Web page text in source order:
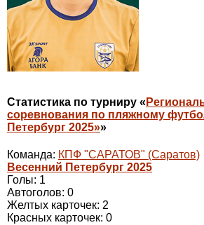
Статистика по турниру «
соревнования по пляжному
Петербург 2025»»
Команда: КПФ "САРАТОВ" (Саратов)
Весенний Петербург 2025
Голы: 1
Автоголов: 0
Желтых карточек: 2
Красных карточек: 0